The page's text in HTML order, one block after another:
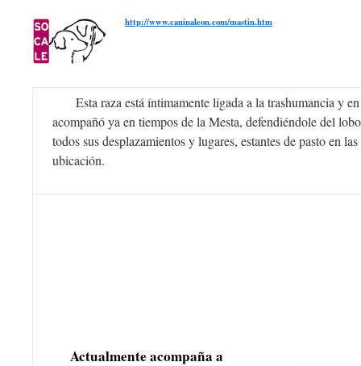
http://www.caninaleon.com/mastin.htm
Esta raza está íntimamente ligada a la trashumancia y
acompañó ya en tiempos de la Mesta, defendiéndole del
todos sus desplazamientos y lugares, estantes de pasto en
ubicación.
Actualmente acompaña a